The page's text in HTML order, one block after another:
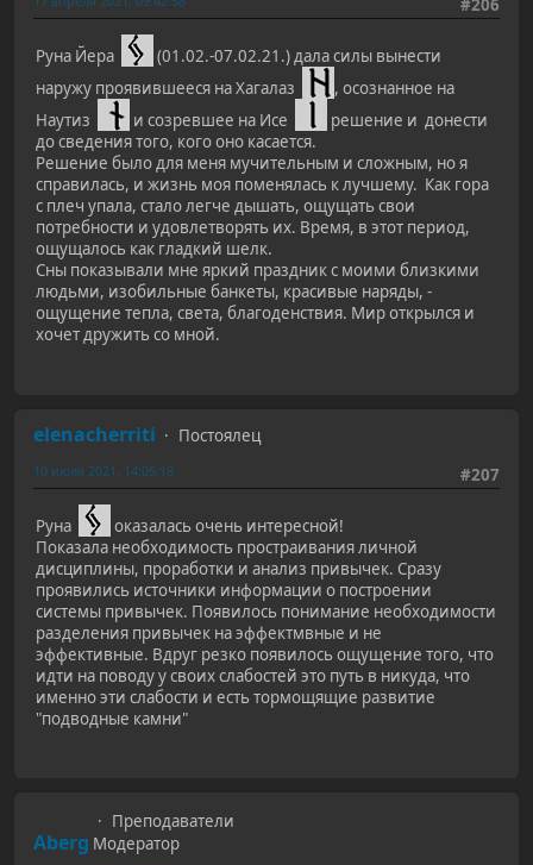
#206
Руна Йера
(01.02.-07.02.21.) дала силы вынести
наружу проявившееся на Хагалаз
, осознанное на
Наутиз
и созревшее на Исе
решение и донести
до сведения того, кого оно касается.
Решение было для меня мучительным и сложным, но я
справилась, и жизнь моя поменялась к лучшему. Как гора
с плеч упала, стало легче дышать, ощущать свои
потребности и удовлетворять их. Время, в этот период,
ощущалось как гладкий шелк.
Сны показывали мне яркий праздник с моими близкими
людьми, изобильные банкеты, красивые наряды, -
ощущение тепла, света, благоденствия. Мир открылся и
хочет дружить со мной.
elenacherriti
Постоялец
#207
10 июля 2021, 14:05:18
Руна
оказалась очень интересной!
Показала необходимость простраивания личной
дисциплины, проработки и анализ привычек. Сразу
проявились источники информации о построении
системы привычек. Появилось понимание необходимости
разделения привычек на эффектмвные и не
эффективные. Вдруг резко появилось ощущение того, что
идти на поводу у своих слабостей это путь в никуда, что
именно эти слабости и есть тормощящие развитие
"подводные камни"
Aberg
Преподаватели
Модератор